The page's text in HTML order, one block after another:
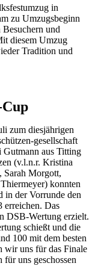
in
zu Umzugsbeginn
Besuchern und
diesem Umzug
Tradition und
zum diesjährigen
gesellschaft
Gutmann aus Titting
(v.l.n.r. Kristina
Sarah Morgott,
konnten
in der Vorrunde den
erreichen. Das
DSB-Wertung erzielt.
schießt und die
100 mit dem besten
wir uns für das Finale
uns geschossen